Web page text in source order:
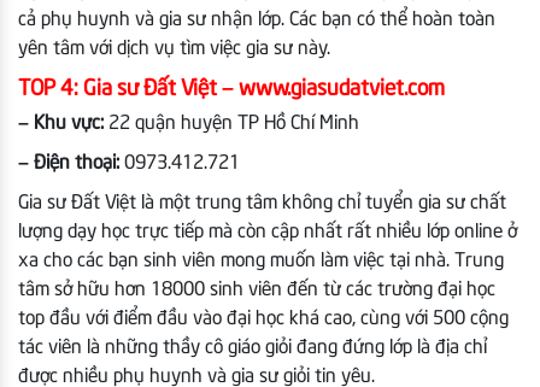
cả phụ huynh và gia sư nhận lớp. Các bạn có thể hoàn toàn
yên tâm với dịch vụ tìm việc gia sư này.
TOP 4: Gia sư Đất Việt – www.giasudatviet.com
– Khu vực: 22 quận huyện TP Hồ Chí Minh
– Điện thoại: 0973.412.721
Gia sư Đất Việt là một trung tâm không chỉ tuyển gia sư chất
lượng dạy học trực tiếp mà còn cập nhất rất nhiều lớp online ở
xa cho các bạn sinh viên mong muốn làm việc tại nhà.
Trung
tâm sở hữu hơn 18000 sinh viên đến từ các trường đại học
top đầu với điểm đầu vào đại học khá cao, cùng với 500 cộng
tác viên là những thầy cô giáo giỏi đang đứng lớp là địa chỉ
được nhiều phụ huynh và gia sư giỏi tin yêu.